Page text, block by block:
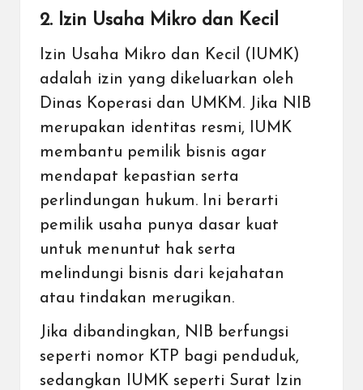
2. Izin Usaha Mikro dan Kecil
Izin Usaha Mikro dan Kecil (IUMK)
adalah izin yang dikeluarkan oleh
Dinas Koperasi dan UMKM. Jika NIB
merupakan identitas resmi, IUMK
membantu pemilik bisnis agar
mendapat kepastian serta
perlindungan hukum. Ini berarti
pemilik usaha punya dasar kuat
untuk menuntut hak serta
melindungi bisnis dari kejahatan
atau tindakan merugikan.
Jika dibandingkan, NIB berfungsi
seperti nomor KTP bagi penduduk,
sedangkan IUMK seperti Surat Izin